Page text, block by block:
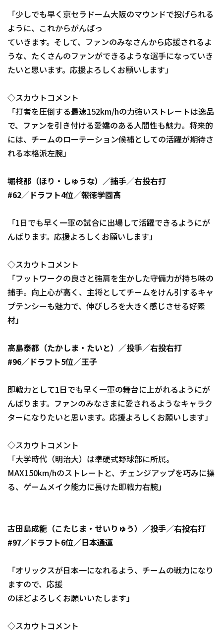
「少しでも早く京セラドーム大阪のマウンドで投げられる
ように、これからがんばっ
ていきます。そして、ファンのみなさんから応援されるよ
うな、たくさんのファンができるような選手になっていき
たいと思います。応援よろしくお願いします」
◇スカウトコメント
「打者を圧倒する最速152km/hの力強いストレートは逸品
で、ファンを引き付ける愛嬌のある人間性も魅力。将来的
には、チームのローテーション候補としての活躍が期待さ
れる本格派左腕」
堀柊那（ほり・しゅうな）／捕手／右投右打
#62／ドラフト4位／報徳学園高
「1日でも早く一軍の試合に出場して活躍できるようにが
んばります。応援よろしくお願いします」
◇スカウトコメント
「フットワークの良さと強肩を生かした守備力が持ち味の
捕手。向上心が高く、主将としてチームをけん引するキャ
プテンシーも魅力で、伸びしろを大きく感じさせる好素
材」
高島泰都（たかしま・たいと）／投手／右投右打
#96／ドラフト5位／王子
即戦力として1日でも早く一軍の舞台に上がれるようにが
んばります。ファンのみなさまに愛されるようなキャラク
ターになりたいと思います。応援よろしくお願いします」
◇スカウトコメント
「大学時代（明治大）は準硬式野球部に所属。
MAX150km/hのストレートと、チェンジアップを巧みに操
る、ゲームメイク能力に長けた即戦力右腕」
古田島成龍（こたじま・せいりゅう）／投手／右投右打
#97／ドラフト6位／日本通運
「オリックスが日本一になれるよう、チームの戦力になり
ますので、応援
のほどよろしくお願いいたします」
◇スカウトコメント